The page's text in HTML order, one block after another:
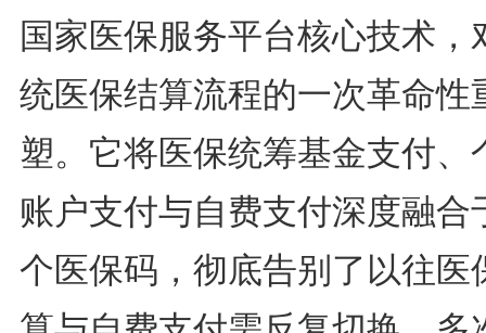
国家医保服务平台核心技术，
统医保结算流程的一次革命性
塑。它将医保统筹基金支付、
账户支付与自费支付深度融合
个医保码，彻底告别了以往医